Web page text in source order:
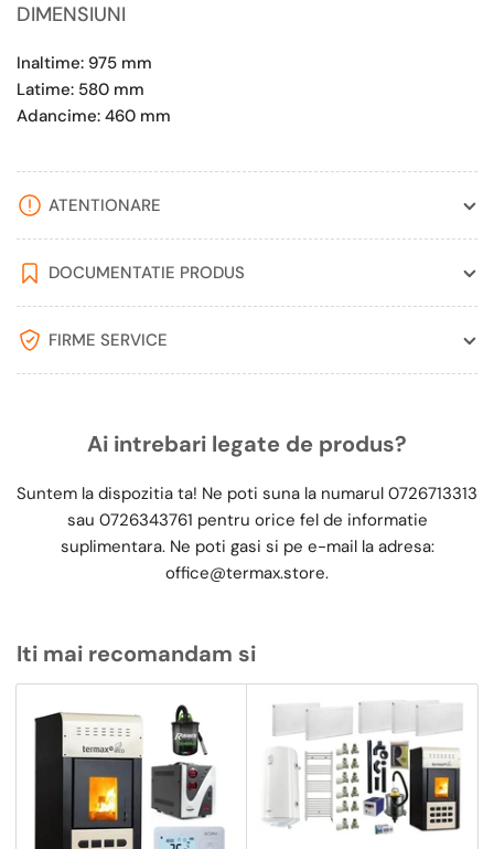
DIMENSIUNI
Inaltime: 975 mm
Latime: 580 mm
Adancime: 460 mm
ATENTIONARE
DOCUMENTATIE PRODUS
FIRME SERVICE
Ai intrebari legate de produs?
Suntem la dispozitia ta! Ne poti suna la numarul 0726713313
sau 0726343761 pentru orice fel de informatie
suplimentara. Ne poti gasi si pe e-mail la adresa:
office@termax.store.
Iti mai recomandam si